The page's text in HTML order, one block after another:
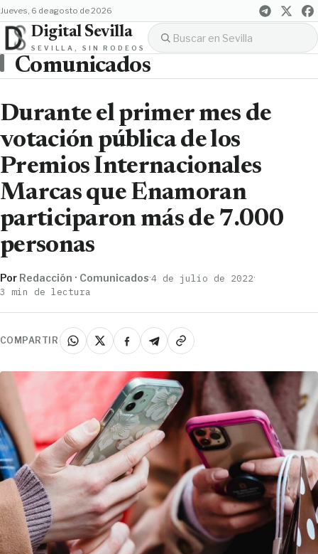
jueves, 6 de agosto de 2026
Digital Sevilla
SEVILLA, SIN RODEOS
Comunicados
Durante el primer mes de
votación pública de los
Premios Internacionales
Marcas que Enamoran
participaron más de 7.000
personas
Por Redacción · Comunicados·4 de julio de 2022·
3 min de lectura
COMPARTIR